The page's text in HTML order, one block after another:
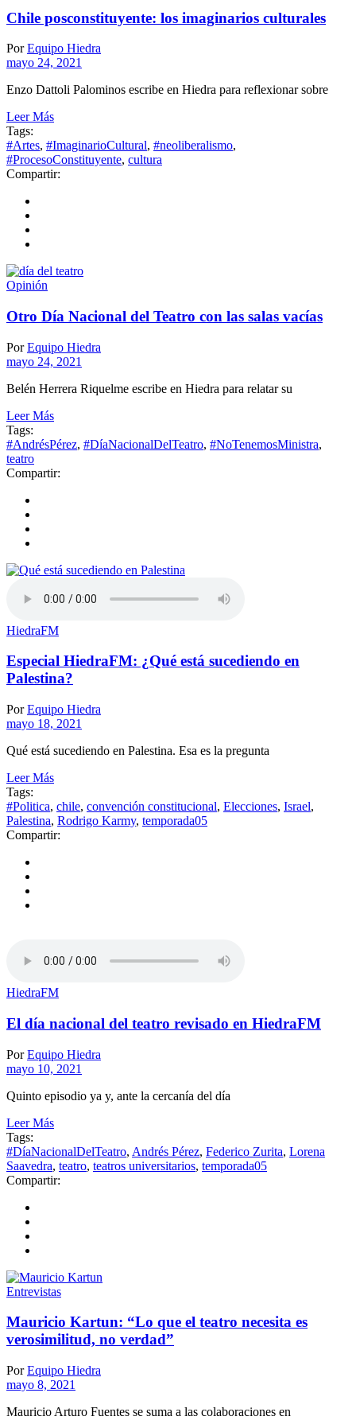
Chile posconstituyente: los imaginarios culturales
PorEquipo Hiedra
mayo 24, 2021
Enzo Dattoli Palominos escribe en Hiedra para reflexionar sobre
Leer Más
Tags:
#Artes, #ImaginarioCultural, #neoliberalismo,
#ProcesoConstituyente, cultura
Compartir:
Opinión
Otro Día Nacional del Teatro con las salas vacías
PorEquipo Hiedra
mayo 24, 2021
Belén Herrera Riquelme escribe en Hiedra para relatar su
Leer Más
Tags:
#AndrésPérez, #DíaNacionalDelTeatro, #NoTenemosMinistra,
teatro
Compartir:
HiedraFM
Especial HiedraFM: ¿Qué está sucediendo en
Palestina?
PorEquipo Hiedra
mayo 18, 2021
Qué está sucediendo en Palestina. Esa es la pregunta
Leer Más
Tags:
#Politica, chile, convención constitucional, Elecciones, Israel,
Palestina, Rodrigo Karmy, temporada05
Compartir:
HiedraFM
El día nacional del teatro revisado en HiedraFM
PorEquipo Hiedra
mayo 10, 2021
Quinto episodio ya y, ante la cercanía del día
Leer Más
Tags:
#DíaNacionalDelTeatro, Andrés Pérez, Federico Zurita, Lorena
Saavedra, teatro, teatros universitarios, temporada05
Compartir:
Entrevistas
Mauricio Kartun: “Lo que el teatro necesita es
verosimilitud, no verdad”
PorEquipo Hiedra
mayo 8, 2021
Mauricio Arturo Fuentes se suma a las colaboraciones en